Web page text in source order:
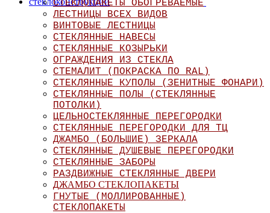
СТЕКЛОПАКЕТЫ ОБОГРЕВАЕМЫЕ
ЛЕСТНИЦЫ ВСЕХ ВИДОВ
ВИНТОВЫЕ ЛЕСТНИЦЫ
СТЕКЛЯННЫЕ НАВЕСЫ
СТЕКЛЯННЫЕ КОЗЫРЬКИ
ОГРАЖДЕНИЯ ИЗ СТЕКЛА
СТЕМАЛИТ (ПОКРАСКА ПО RAL)
СТЕКЛЯННЫЕ КУПОЛЫ (ЗЕНИТНЫЕ ФОНАРИ)
СТЕКЛЯННЫЕ ПОЛЫ (СТЕКЛЯННЫЕ
ПОТОЛКИ)
ЦЕЛЬНОСТЕКЛЯННЫЕ ПЕРЕГОРОДКИ
СТЕКЛЯННЫЕ ПЕРЕГОРОДКИ ДЛЯ ТЦ
ДЖАМБО (БОЛЬШИЕ) ЗЕРКАЛА
СТЕКЛЯННЫЕ ДУШЕВЫЕ ПЕРЕГОРОДКИ
СТЕКЛЯННЫЕ ЗАБОРЫ
РАЗДВИЖНЫЕ СТЕКЛЯННЫЕ ДВЕРИ
ДЖАМБО СТЕКЛОПАКЕТЫ
ГНУТЫЕ (МОЛЛИРОВАННЫЕ)
СТЕКЛОПАКЕТЫ